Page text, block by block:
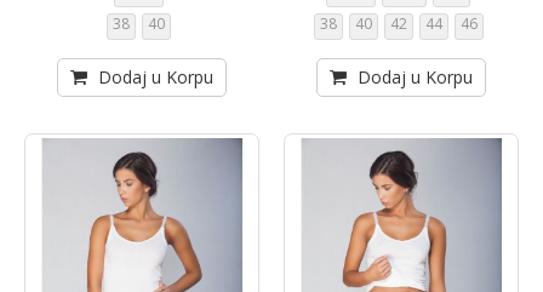
38
40
Dodaj u Korpu
38
40 42 44 46
Dodaj u Korpu